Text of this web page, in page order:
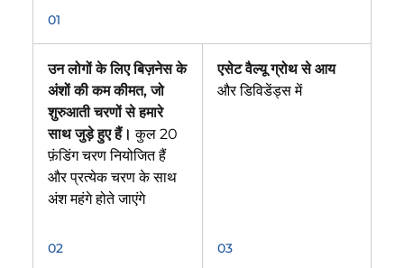
01
उन लोगों के लिए बिज़नेस के
अंशों की कम कीमत, जो
शुरुआती चरणों से हमारे
साथ जुड़े हुए हैं। कुल 20
फ़ंडिंग चरण नियोजित हैं
और प्रत्येक चरण के साथ
अंश महंगे होते जाएंगे
02
एसेट वैल्यू ग्रोथ से आय
और डिविडेंड्स में
03